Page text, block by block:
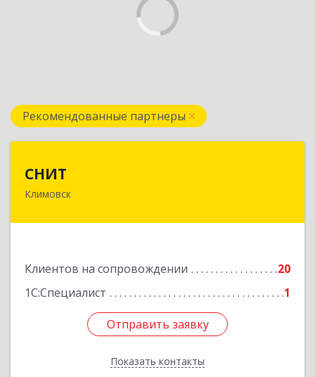
Рекомендованные партнеры
СНИТ
Климовск
Клиентов на сопровождении
20
1С:Специалист
1
Отправить заявку
Показать контакты
142180, Московская обл, Климовск г, Советская
Отправить заявку
Назад